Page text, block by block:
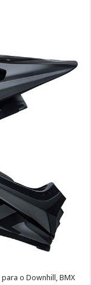
o Downhill, BMX